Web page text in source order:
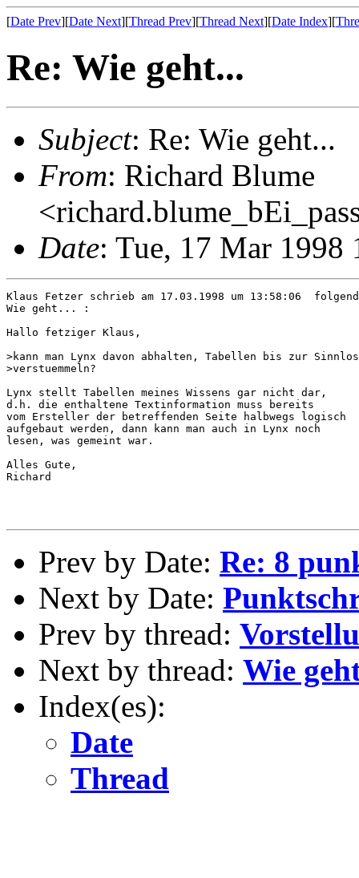
[Date Prev][Date Next][Thread Prev][Thread Next][Date Index][
Re: Wie geht...
Subject: Re: Wie geht...
From: Richard Blume
Date: Tue, 17 Mar 1998
Klaus Fetzer schrieb am 17.03.1998 um 13:58:06
Wie geht... :
Hallo fetziger Klaus,
>kann man Lynx davon abhalten, Tabellen bis zur
>verstuemmeln?
Lynx stellt Tabellen meines Wissens gar nicht dar,
d.h. die enthaltene Textinformation muss bereits
vom Ersteller der betreffenden Seite halbwegs logisch
aufgebaut werden, dann kann man auch in Lynx noch
lesen, was gemeint war.
Alles Gute,
Richard
Prev by Date: Re: 8
Next by Date:
Prev by thread:
Next by thread: Wie
Index(es):
Date
Thread